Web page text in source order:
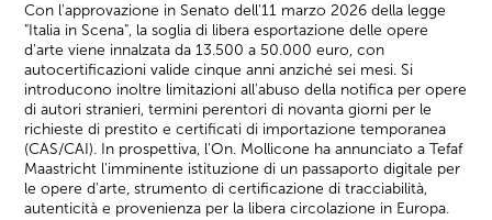
Con l'approvazione in Senato dell'11 marzo 2026 della legge
"Italia in Scena", la soglia di libera esportazione delle opere
d'arte viene innalzata da 13.500 a 50.000 euro, con
autocertificazioni valide cinque anni anziché sei mesi. Si
introducono inoltre limitazioni all'abuso della notifica per opere
di autori stranieri, termini perentori di novanta giorni per le
richieste di prestito e certificati di importazione temporanea
(CAS/CAI). In prospettiva, l'On. Mollicone ha annunciato a Tefaf
Maastricht l'imminente istituzione di un passaporto digitale per
le opere d'arte, strumento di certificazione di tracciabilità,
autenticità e provenienza per la libera circolazione in Europa.